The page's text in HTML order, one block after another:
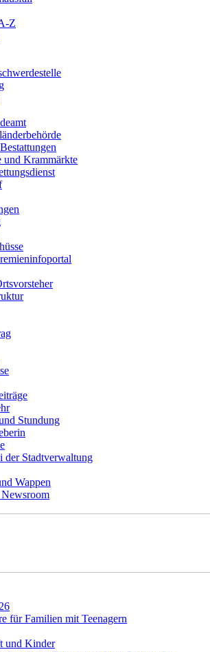
Z
und Krammärkte
Stundung
der Stadtverwaltung
Wappen
für Familien mit Teenagern
und Kinder